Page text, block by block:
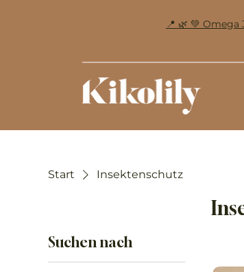
📍 🌿 💚
Start Insektenschutz
Suchen nach